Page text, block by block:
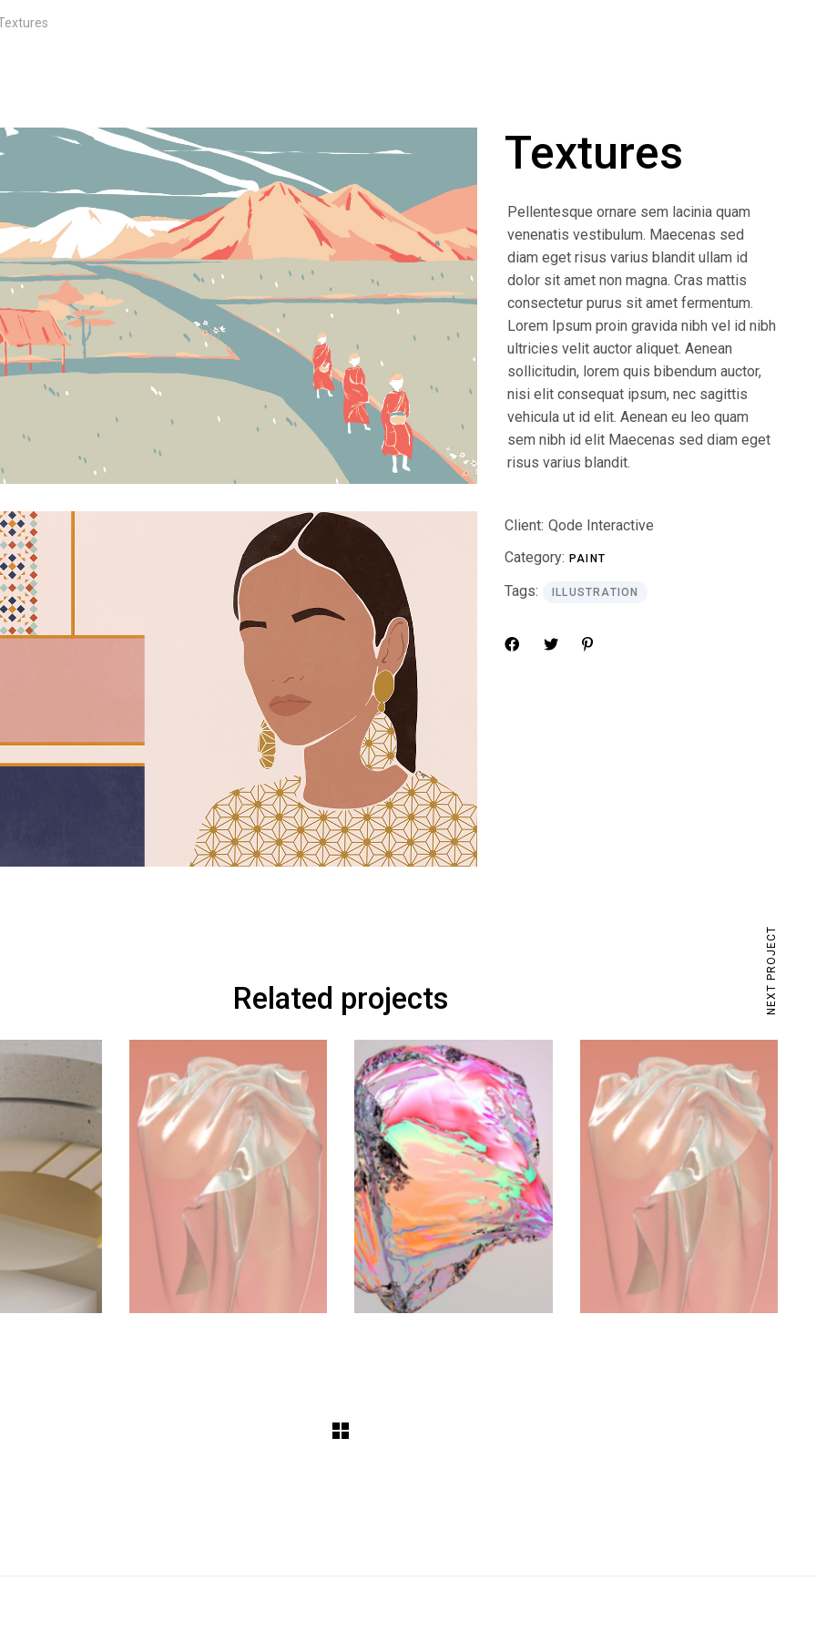
Textures
Pellentesque ornare sem lacinia quam
venenatis vestibulum. Maecenas sed
diam eget risus varius blandit ullam id
dolor sit amet non magna. Cras mattis
consectetur purus sit amet fermentum.
Lorem Ipsum proin gravida nibh vel id nibh
ultricies velit auctor aliquet. Aenean
sollicitudin, lorem quis bibendum auctor,
nisi elit consequat ipsum, nec sagittis
vehicula ut id elit. Aenean eu leo quam
sem nibh id elit Maecenas sed diam eget
risus varius blandit.
Client: Qode Interactive
Category: PAINT
Tags: ILLUSTRATION
Related projects NEXT PROJECT